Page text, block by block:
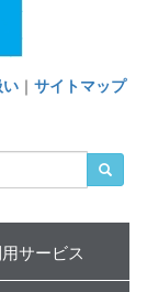
｜ サイトマップ
サービス